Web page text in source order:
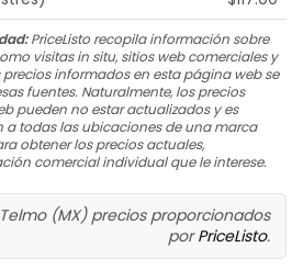
PriceListo recopila información sobre
visitas in situ, sitios web comerciales y
precios informados en esta página web se
fuentes. Naturalmente, los precios
pueden no estar actualizados y es
a todas las ubicaciones de una marca
obtener los precios actuales,
comercial individual que le interese.
(MX) precios proporcionados
porPriceListo.